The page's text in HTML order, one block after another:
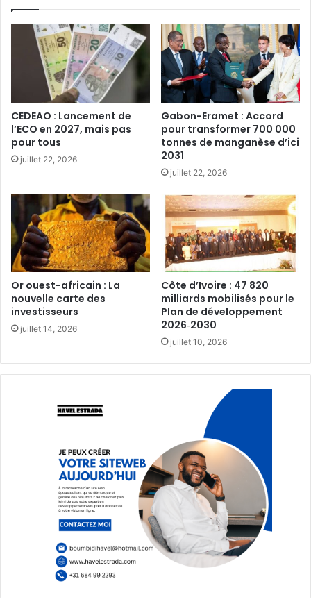
CEDEAO : Lancement de
l’ECO en 2027, mais pas
pour tous‎
juillet 22, 2026
Gabon-Eramet : Accord
pour transformer 700 000
tonnes de manganèse d’ici
2031
juillet 22, 2026
Or ouest-africain : La
nouvelle carte des
investisseurs‎
juillet 14, 2026
Côte d’Ivoire : 47 820
milliards mobilisés pour le
Plan de développement
2026‑2030‎
juillet 10, 2026